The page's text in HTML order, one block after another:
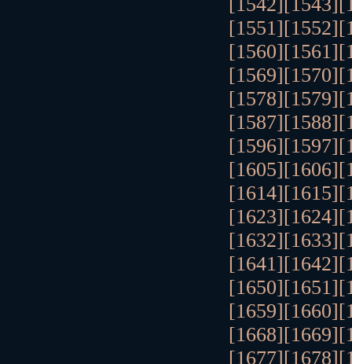
[1542][1543]
[1551][1552]
[1560][1561]
[1569][1570]
[1578][1579]
[1587][1588]
[1596][1597]
[1605][1606]
[1614][1615]
[1623][1624]
[1632][1633]
[1641][1642]
[1650][1651]
[1659][1660]
[1668][1669]
[1677][1678]